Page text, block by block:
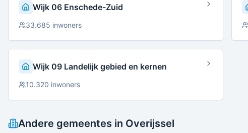
Wijk 06 Enschede-Zuid
33.685 inwoners
Wijk 09 Landelijk gebied en kernen
10.320 inwoners
Andere gemeentes in Overijssel